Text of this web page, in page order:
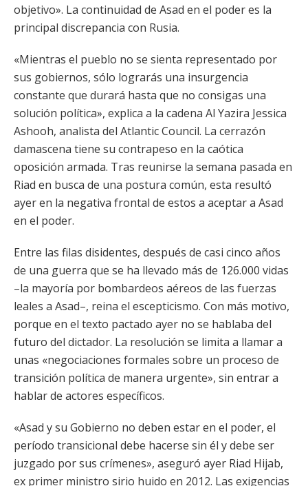
objetivo». La continuidad de Asad en el poder es la
principal discrepancia con Rusia.
«Mientras el pueblo no se sienta representado por
sus gobiernos, sólo lograrás una insurgencia
constante que durará hasta que no consigas una
solución política», explica a la cadena Al Yazira Jessica
Ashooh, analista del Atlantic Council. La cerrazón
damascena tiene su contrapeso en la caótica
oposición armada. Tras reunirse la semana pasada en
Riad en busca de una postura común, esta resultó
ayer en la negativa frontal de estos a aceptar a Asad
en el poder.
Entre las filas disidentes, después de casi cinco años
de una guerra que se ha llevado más de 126.000 vidas
–la mayoría por bombardeos aéreos de las fuerzas
leales a Asad–, reina el escepticismo. Con más motivo,
porque en el texto pactado ayer no se hablaba del
futuro del dictador. La resolución se limita a llamar a
unas «negociaciones formales sobre un proceso de
transición política de manera urgente», sin entrar a
hablar de actores específicos.
«Asad y su Gobierno no deben estar en el poder, el
período transicional debe hacerse sin él y debe ser
juzgado por sus crímenes», aseguró ayer Riad Hijab,
ex primer ministro sirio huido en 2012. Las exigencias